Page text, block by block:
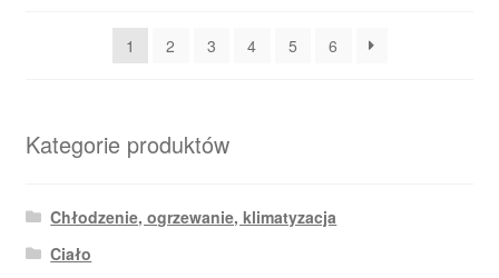
1
2 3 4 5 6
Kategorie produktów
Chłodzenie, ogrzewanie, klimatyzacja
Ciało